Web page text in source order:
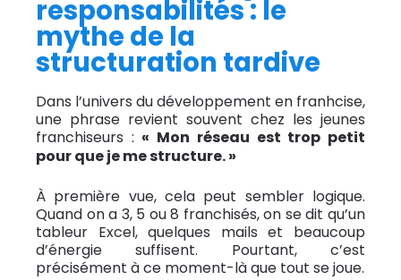
responsabilités : le
mythe de la
structuration tardive
Dans l’univers du développement en franhcise,
une phrase revient souvent chez les jeunes
franchiseurs : « Mon réseau est trop petit
pour que je me structure. »
À première vue, cela peut sembler logique.
Quand on a 3, 5 ou 8 franchisés, on se dit qu’un
tableur Excel, quelques mails et beaucoup
d’énergie suffisent. Pourtant, c’est
précisément à ce moment-là que tout se joue.